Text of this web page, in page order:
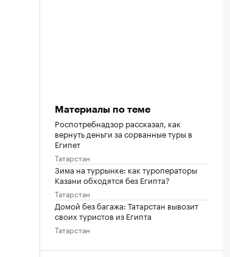
Материалы по теме
Роспотребнадзор рассказал, как
вернуть деньги за сорванные туры в
Египет
Татарстан
Зима на туррынке: как туроператоры
Казани обходятся без Египта?
Татарстан
Домой без багажа: Татарстан вывозит
своих туристов из Египта
Татарстан